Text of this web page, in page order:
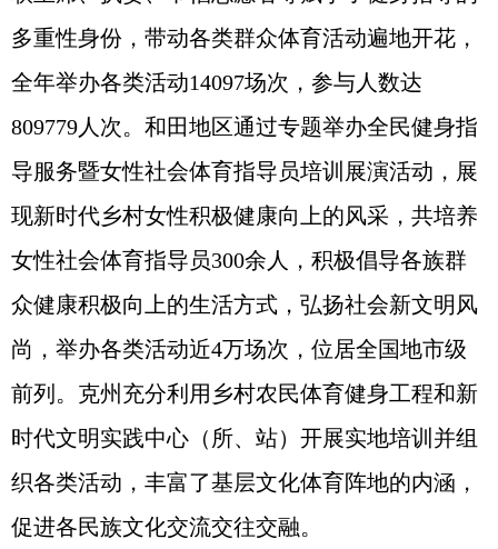
多重性身份，带动各类群众体育活动遍地开花，
全年举办各类活动14097场次，参与人数达
809779人次。和田地区通过专题举办全民健身指
导服务暨女性社会体育指导员培训展演活动，展
现新时代乡村女性积极健康向上的风采，共培养
女性社会体育指导员300余人，积极倡导各族群
众健康积极向上的生活方式，弘扬社会新文明风
尚，举办各类活动近4万场次，位居全国地市级
前列。克州充分利用乡村农民体育健身工程和新
时代文明实践中心（所、站）开展实地培训并组
织各类活动，丰富了基层文化体育阵地的内涵，
促进各民族文化交流交往交融。